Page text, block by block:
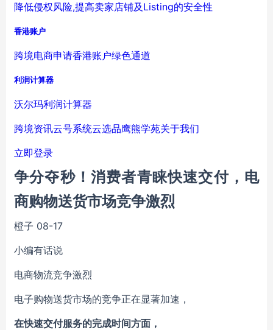
降低侵权风险,提高卖家店铺及Listing的安全性
香港账户
跨境电商申请香港账户绿色通道
利润计算器
沃尔玛利润计算器
跨境资讯云号系统云选品鹰熊学苑关于我们
立即登录
争分夺秒！消费者青睐快速交付，电
商购物送货市场竞争激烈
橙子 08-17
小编有话说
电商物流竞争激烈
电子购物送货市场的竞争正在显著加速，
在快速交付服务的完成时间方面，